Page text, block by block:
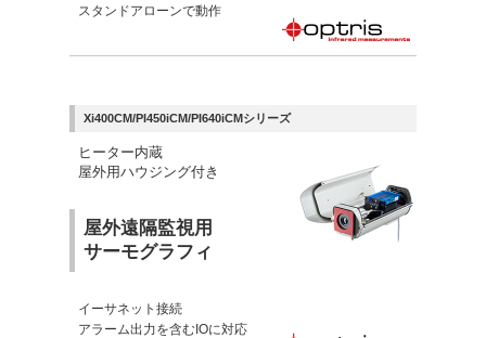
スタンドアローンで動作
Xi400CM/PI450iCM/PI640iCMシリーズ
ヒーター内蔵
屋外用ハウジング付き
屋外遠隔監視用
サーモグラフィ
イーサネット接続
アラーム出力を含むIOに対応